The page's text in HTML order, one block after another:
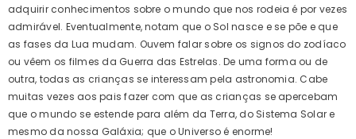
adquirir conhecimentos sobre o mundo que nos rodeia é por vezes
admirável. Eventualmente, notam que o Sol nasce e se põe e que
as fases da Lua mudam. Ouvem falar sobre os signos do zodíaco
ou vêem os filmes da Guerra das Estrelas. De uma forma ou de
outra, todas as crianças se interessam pela astronomia. Cabe
muitas vezes aos pais fazer com que as crianças se apercebam
que o mundo se estende para além da Terra, do Sistema Solar e
mesmo da nossa Galáxia; que o Universo é enorme!